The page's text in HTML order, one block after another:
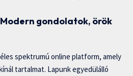
gondolatok, örök
spektrumú online platform, amely
tartalmat. Lapunk egyedülálló